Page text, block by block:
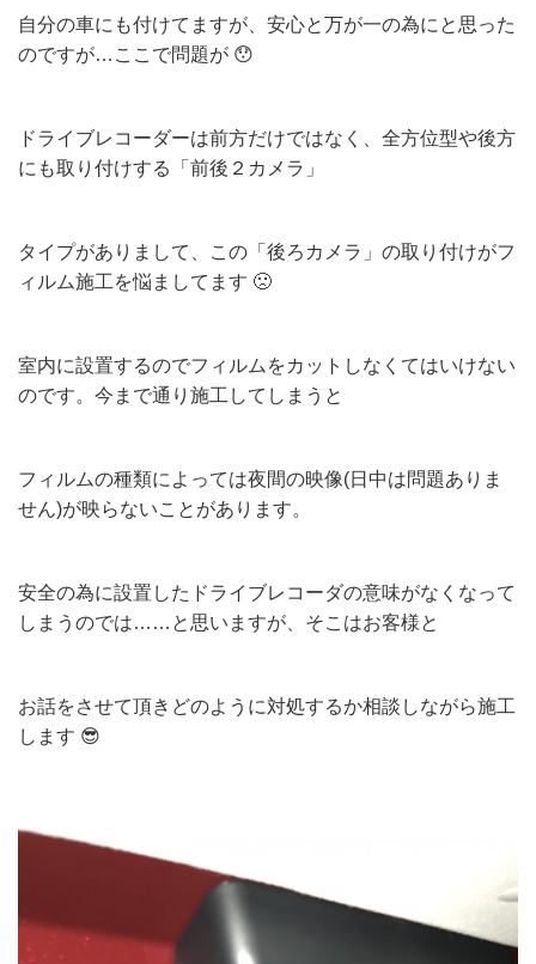
自分の車にも付けてますが、安心と万が一の為にと思った
のですが…ここで問題が 😯
ドライブレコーダーは前方だけではなく、全方位型や後方
にも取り付けする「前後２カメラ」
タイプがありまして、この「後ろカメラ」の取り付けがフ
ィルム施工を悩ましてます 🙁
室内に設置するのでフィルムをカットしなくてはいけない
のです。今まで通り施工してしまうと
フィルムの種類によっては夜間の映像(日中は問題ありま
せん)が映らないことがあります。
安全の為に設置したドライブレコーダの意味がなくなって
しまうのでは……と思いますが、そこはお客様と
お話をさせて頂きどのように対処するか相談しながら施工
します 😎